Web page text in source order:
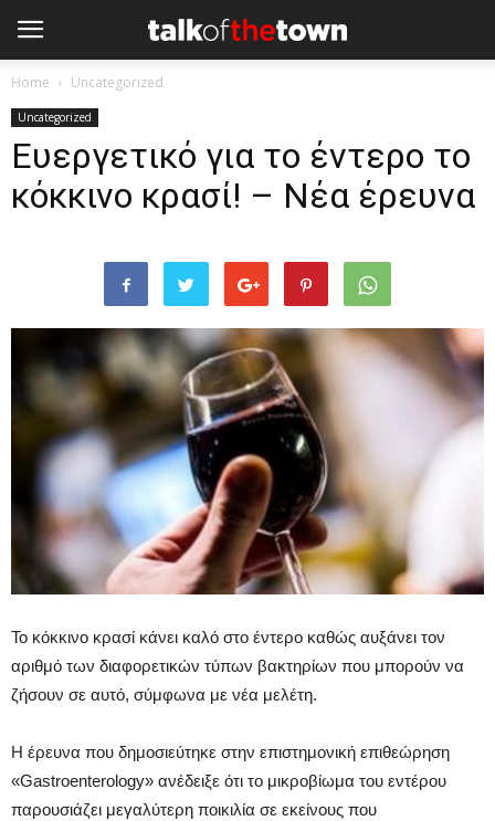
Home Uncategorized
Uncategorized
Ευεργετικό για το έντερο το
κόκκινο κρασί! – Nέα έρευνα
Το κόκκινο κρασί κάνει καλό στο έντερο καθώς αυξάνει τον
αριθμό των διαφορετικών τύπων βακτηρίων που μπορούν να
ζήσουν σε αυτό, σύμφωνα με νέα μελέτη.
Η έρευνα που δημοσιεύτηκε στην επιστημονική επιθεώρηση
«Gastroenterology» ανέδειξε ότι το μικροβίωμα του εντέρου
παρουσιάζει μεγαλύτερη ποικιλία σε εκείνους που